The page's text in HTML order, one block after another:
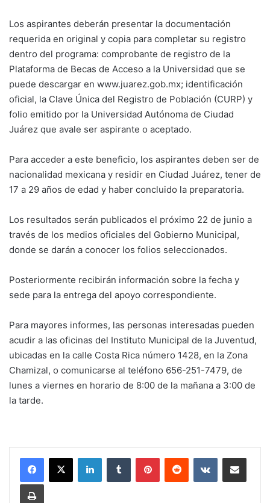
Los aspirantes deberán presentar la documentación
requerida en original y copia para completar su registro
dentro del programa: comprobante de registro de la
Plataforma de Becas de Acceso a la Universidad que se
puede descargar en www.juarez.gob.mx; identificación
oficial, la Clave Única del Registro de Población (CURP) y
folio emitido por la Universidad Autónoma de Ciudad
Juárez que avale ser aspirante o aceptado.
Para acceder a este beneficio, los aspirantes deben ser de
nacionalidad mexicana y residir en Ciudad Juárez, tener de
17 a 29 años de edad y haber concluido la preparatoria.
Los resultados serán publicados el próximo 22 de junio a
través de los medios oficiales del Gobierno Municipal,
donde se darán a conocer los folios seleccionados.
Posteriormente recibirán información sobre la fecha y
sede para la entrega del apoyo correspondiente.
Para mayores informes, las personas interesadas pueden
acudir a las oficinas del Instituto Municipal de la Juventud,
ubicadas en la calle Costa Rica número 1428, en la Zona
Chamizal, o comunicarse al teléfono 656-251-7479, de
lunes a viernes en horario de 8:00 de la mañana a 3:00 de
la tarde.
LinkedInTumblr PinterestReddit VKontakteShare via Email
Print